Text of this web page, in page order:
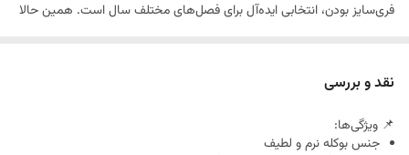
فری‌سایز بودن، انتخابی ایده‌آل برای فصل‌های مختلف سال است. همین حالا
نقد و بررسی
📌 ویژگی‌ها:
جنس بوکله نرم و لطیف